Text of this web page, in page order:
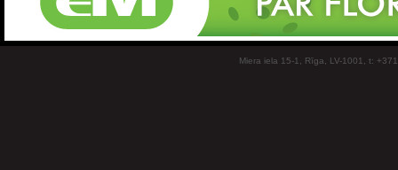
Miera iela 15-1, Rīga, LV-1001, t: